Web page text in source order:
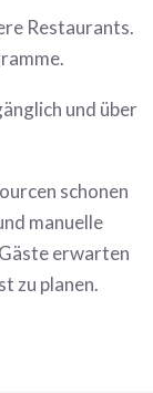
Restaurants.
und über
schonen
manuelle
erwarten
zu planen.